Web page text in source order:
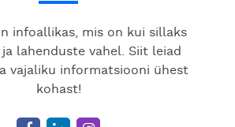
infoallikas, mis on kui sillaks
lahenduste vahel. Siit leiad
vajaliku informatsiooni ühest
kohast!